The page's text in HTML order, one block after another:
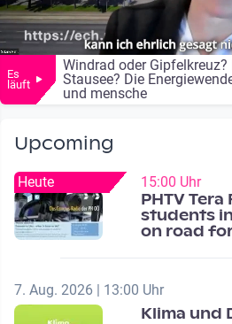
Es
läuft
Windrad oder Gipfelkreuz?
Stausee? Die
und mensche
Upcoming
Heute 15:00 Uhr
PHTV Tera
students
on road
7. Aug. 2026 | 13:00 Uhr
Klima und